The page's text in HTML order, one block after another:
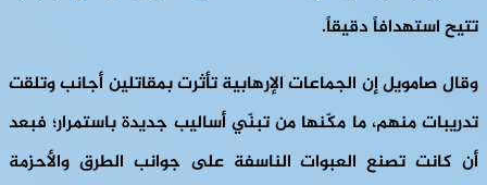
تتيح استهدافاً دقيقاً.
وقال صامويل إن الجماعات الإرهابية تأثرت بمقاتلين أجانب وتلقت
تدريبات منهم، ما مكّنها من تبنّي أساليب جديدة باستمرار؛ فبعد
أن كانت تصنع العبوات الناسفة على جوانب الطرق والأحزمة